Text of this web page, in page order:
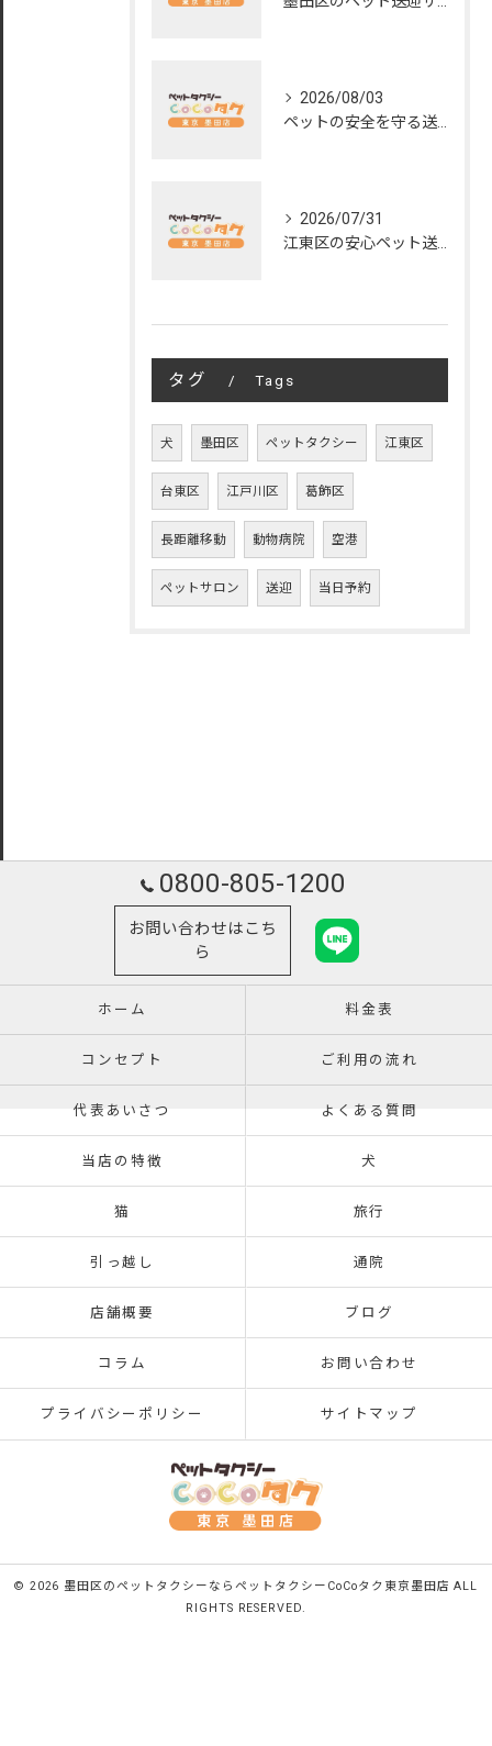
2026/08/03
2026/07/31
タグ Tags
犬 墨田区 ペットタクシー 江東区
台東区 江戸川区 葛飾区
長距離移動 動物病院 空港
ペットサロン 送迎 当日予約
0800-805-1200
お問い合わせはこち
ら
ホーム 料金表
コンセプト ご利用の流れ
代表あいさつ よくある質問
当店の特徴 犬
猫 旅行
引っ越し 通院
店舗概要 ブログ
コラム お問い合わせ
プライバシーポリシー サイトマップ
© 2026 墨田区のペットタクシーならペットタクシーCoCoタク東京墨田店 ALL
RIGHTS RESERVED.